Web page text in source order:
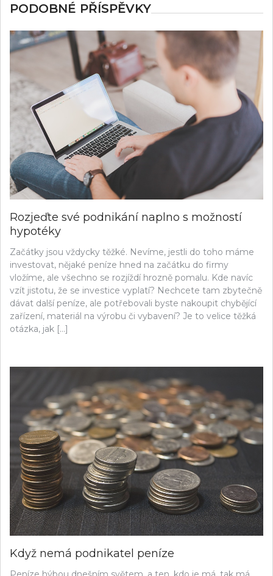
PODOBNÉ PŘÍSPĚVKY
Rozjeďte své podnikání naplno s možností
hypotéky
Začátky jsou vždycky těžké. Nevíme, jestli do toho máme
investovat, nějaké peníze hned na začátku do firmy
vložíme, ale všechno se rozjíždí hrozně pomalu. Kde navíc
vzít jistotu, že se investice vyplatí? Nechcete tam zbytečně
dávat další peníze, ale potřebovali byste nakoupit chybějící
zařízení, materiál na výrobu či vybavení? Je to velice těžká
otázka, jak […]
Když nemá podnikatel peníze